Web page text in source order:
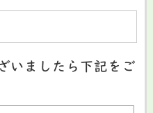
いましたら下記をご